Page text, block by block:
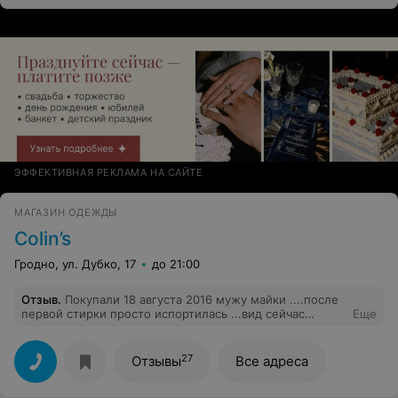
ЭФФЕКТИВНАЯ РЕКЛАМА НА САЙТЕ
МАГАЗИН ОДЕЖДЫ
Colin’s
Гродно, ул. Дубко, 17 до 21:00
Отзыв. Покупали 18 августа 2016 мужу майки ....после
первой стирки просто испортилась ...вид сейчас
Еще
Отзывы27 Все адреса